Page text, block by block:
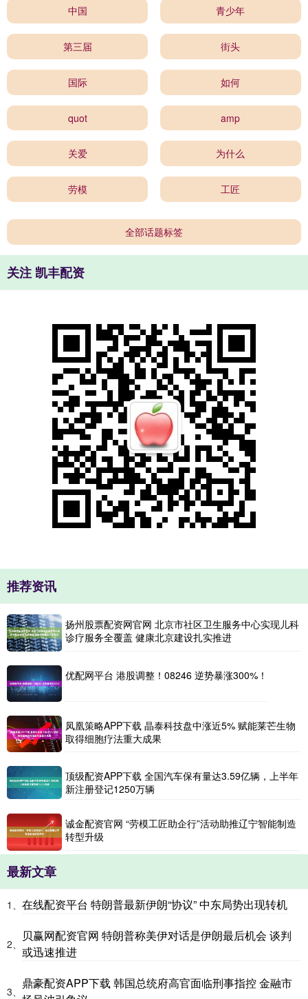
中国 青少年
第三届 街头
国际 如何
quot amp
关爱 为什么
劳模 工匠
全部话题标签
关注 凯丰配资
推荐资讯
扬州股票配资网官网 北京市社区卫生服务中心实现儿科
诊疗服务全覆盖 健康北京建设扎实推进
优配网平台 港股调整！08246 逆势暴涨300%！
凤凰策略APP下载 晶泰科技盘中涨近5% 赋能莱芒生物
取得细胞疗法重大成果
顶级配资APP下载 全国汽车保有量达3.59亿辆，上半年
新注册登记1250万辆
诚金配资官网 “劳模工匠助企行”活动助推辽宁智能制造
转型升级
最新文章
1、 在线配资平台 特朗普最新伊朗“协议” 中东局势出现转机
2、
贝赢网配资官网 特朗普称美伊对话是伊朗最后机会 谈判
或迅速推进
3、
鼎豪配资APP下载 韩国总统府高官面临刑事指控 金融市